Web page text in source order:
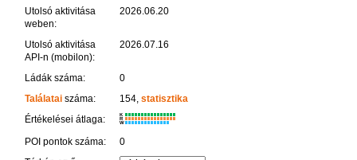
Utolsó aktivitása
weben:
2026.06.20
Utolsó aktivitása
API-n (mobilon):
2026.07.16
Ládák száma:
0
Találataiszáma: 154, statisztika
Értékelései átlaga:
K
R
W
POI pontok száma:
0